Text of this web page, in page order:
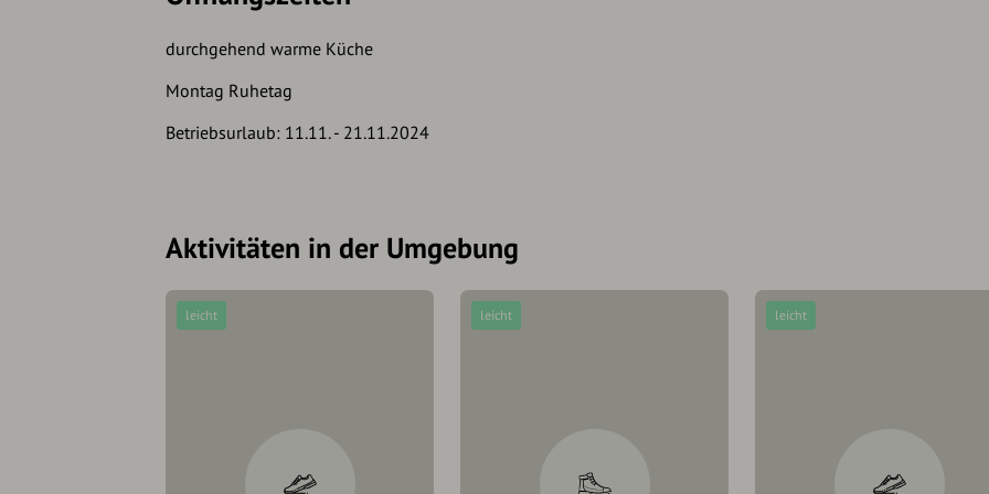
durchgehend warme Küche
Montag Ruhetag
Betriebsurlaub: 11.11. - 21.11.2024
Aktivitäten in der Umgebung
leicht leicht leicht